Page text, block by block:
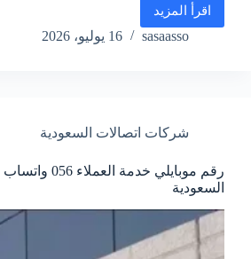
اقرأ المزيد
رقم
مفتاح
المجاني
sasaasso 16 يوليو، 2026
شركات اتصالات السعودية
رقم موبايلي خدمة
السعودية